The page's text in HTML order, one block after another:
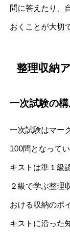
問に答えたり、
おくことが大切
整理収納
一次試験の
一次試験はマー
100問となって
キストは準１級
２級で学ぶ整理
おける収納のポ
キストに沿った